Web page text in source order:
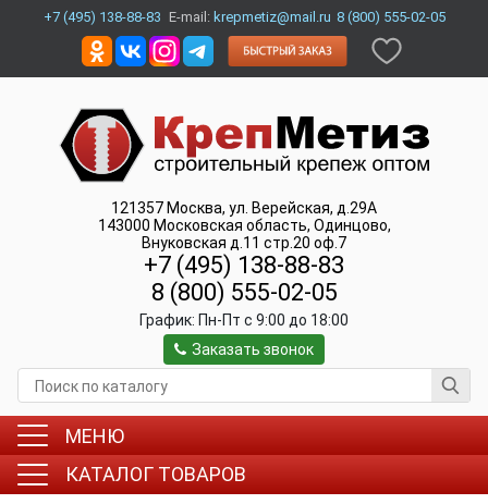
+7 (495) 138-88-83 E-mail: krepmetiz@mail.ru 8 (800) 555-02-05
121357 Москва, ул. Верейская, д.29А
143000 Московская область, Одинцово,
Внуковская д.11 стр.20 оф.7
+7 (495) 138-88-83
8 (800) 555-02-05
График: Пн-Пт c 9:00 до 18:00
Заказать звонок
МЕНЮ
КАТАЛОГ ТОВАРОВ